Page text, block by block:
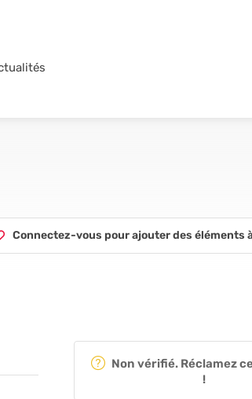
Connectez-vous pour ajouter des éléments
Non vérifié. Réclamez
!